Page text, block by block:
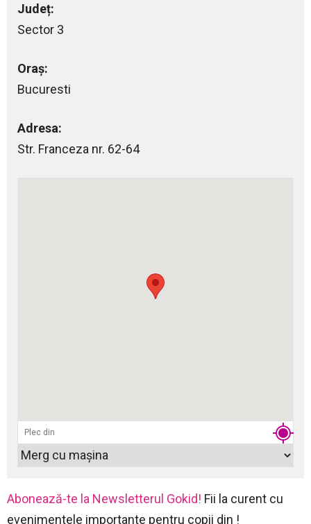
Județ:
Sector 3
Oraș:
Bucuresti
Adresa:
Str. Franceza nr. 62-64
Abonează-te la Newsletterul Gokid! Fii la curent cu
evenimentele importante pentru copii din !